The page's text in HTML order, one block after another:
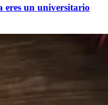
eres un universitario